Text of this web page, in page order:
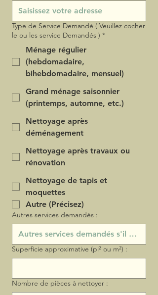
Type de Service Demandé ( Veuillez cocher
le ou les service Demandés ) *
Ménage régulier
(hebdomadaire,
bihebdomadaire, mensuel)
Grand ménage saisonnier
(printemps, automne, etc.)
Nettoyage après
déménagement
Nettoyage après travaux ou
rénovation
Nettoyage de tapis et
moquettes
Autre (Précisez)
Autres services demandés :
Superficie approximative (pi² ou m²) :
Nombre de pièces à nettoyer :